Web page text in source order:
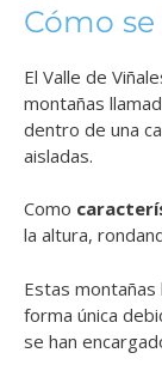
Cómo
El Valle de
montañas
dentro de una
aisladas.
Como
la altura,
Estas montañas
forma única
se han